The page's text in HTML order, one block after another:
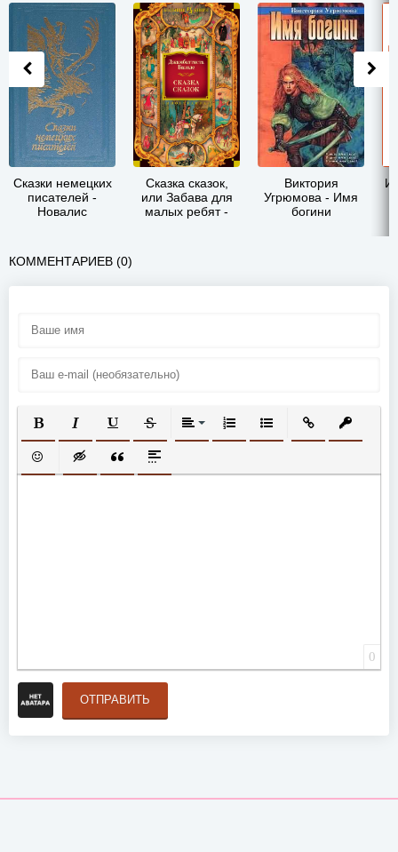
Сказки немецких
писателей -
Новалис
Сказка сказок,
или Забава для
малых ребят -
Виктория
Угрюмова - Имя
богини
КОММЕНТАРИЕВ (0)
ПОЛУЖИРНЫЙ
КУРСИВПОДЧЕРКНУТЫЙ
ЗАЧЕРКНУТЫЙВЫРАВНИВАНИЕ
НУМЕРОВАННЫЙ СПИСОК
МАРКИРОВАННЫЙ
ВСТАВИТЬ
ВСТАВИТЬ СМАЙЛИК
ВСТАВКА СКРЫТОГО ТЕКСТА
ВСТАВКА ЦИТАТЫ
ВСТАВКА СПОЙЛЕРА
0
ОТПРАВИТЬ